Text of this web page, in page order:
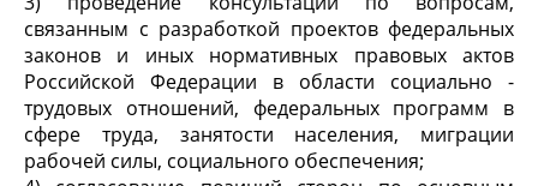
связанным с разработкой проектов федеральных
законов и иных нормативных правовых актов
Российской Федерации в области социально -
трудовых отношений, федеральных программ в
сфере труда, занятости населения, миграции
рабочей силы, социального обеспечения;